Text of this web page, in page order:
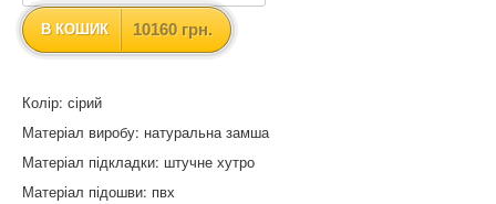
В КОШИК 10160 грн.
Колір: сірий
Матеріал виробу: натуральна замша
Матеріал підкладки: штучне хутро
Матеріал підошви: пвх